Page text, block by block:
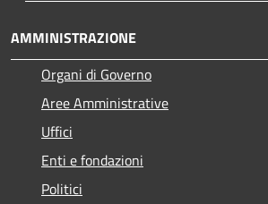
AMMINISTRAZIONE
Organi di Governo
Aree Amministrative
Uffici
Enti e fondazioni
Politici